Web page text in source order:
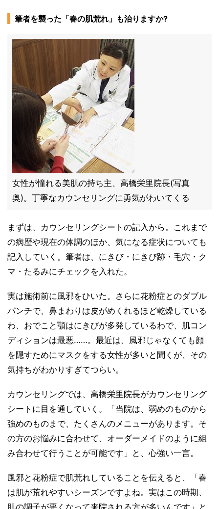
筆者を襲った「春の肌荒れ」も治りますか?
女性が憧れる美肌の持ち主、高橋栄里院長(写真
奥)。丁寧なカウンセリングに勇気がわいてくる
まずは、カウンセリングシートの記入から。これまで
の病歴や現在の体調のほか、気になる症状についても
記入していく。筆者は、にきび・にきび跡・毛穴・ク
マ・たるみにチェックを入れた。
実は施術前に風邪をひいた。さらに花粉症とのダブル
パンチで、鼻まわりは皮がめくれるほど乾燥している
わ、おでこと顎はにきびが多発しているわで、肌コン
ディションは最悪……。最近は、風邪じゃなくても顔
を隠すためにマスクをする女性が多いと聞くが、その
気持ちがわかりすぎてつらい。
カウンセリングでは、高橋栄里院長がカウンセリング
シートに目を通していく。「当院は、弱めのものから
強めのものまで、たくさんのメニューがあります。そ
の方のお悩みに合わせて、オーダーメイドのように組
み合わせて行うことが可能です」と、心強い一言。
風邪と花粉症で肌荒れしていることを伝えると、「春
は肌が荒れやすいシーズンですよね。実はこの時期、
肌の調子が悪くなって来院される方が多いんです」と